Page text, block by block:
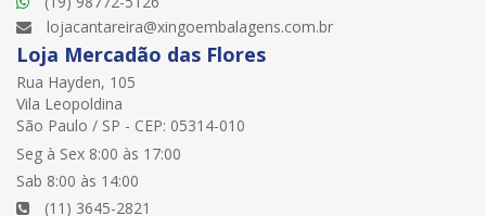
lojacantareira@xingoembalagens.com.br
Loja Mercadão das Flores
Rua Hayden, 105
Vila Leopoldina
São Paulo / SP - CEP: 05314-010
Seg à Sex 8:00 às 17:00
Sab 8:00 às 14:00
(11) 3645-2821